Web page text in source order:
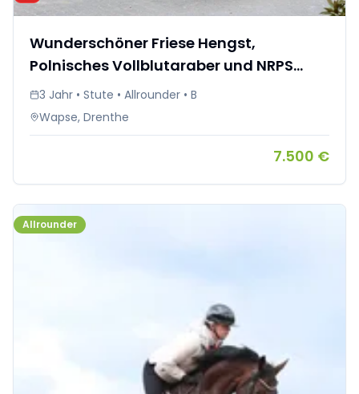
Wunderschöner Friese Hengst,
Polnisches Vollblutaraber und NRPS
Cremello Stute
3 Jahr • Stute • Allrounder • B
Wapse, Drenthe
7.500 €
Allrounder